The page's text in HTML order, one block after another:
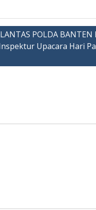
POLDA
Upacara Hari